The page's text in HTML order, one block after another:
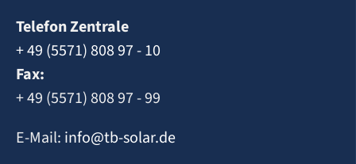
Telefon Zentrale
+ 49 (5571) 808 97 - 10
Fax:
+ 49 (5571) 808 97 - 99
E-Mail: info@tb-solar.de